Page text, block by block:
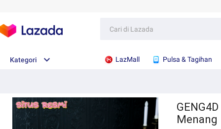
Kategori LazMall Pulsa & Tagihan
Menang